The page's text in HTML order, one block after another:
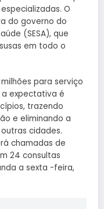
O
do governo do
(SESA), que
em todo o
para serviço
expectativa é
trazendo
e eliminando a
cidades.
chamadas de
24 consultas
a sexta -feira,